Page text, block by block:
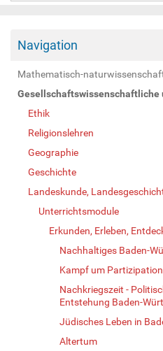
Navigation
Mathematisch-
Gesellschaftswissenschaftliche
Ethik
Religionslehren
Geographie
Geschichte
Landeskunde,
Unterrichtsmodule
Erkunden, Erleben,
Nachhaltiges Baden-
Kampf um Partizipation
Nachkriegszeit -
Entstehung Baden-
Jüdisches Leben in
Altertum